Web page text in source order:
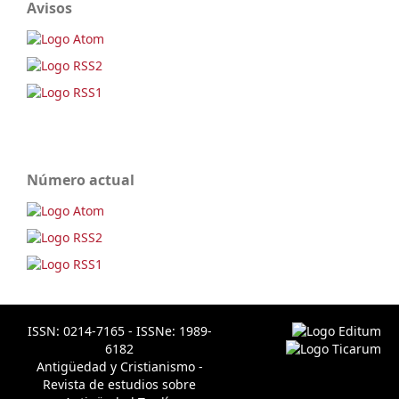
Avisos
Número actual
ISSN: 0214-7165 - ISSNe: 1989-
6182
Antigüedad y Cristianismo -
Revista de estudios sobre